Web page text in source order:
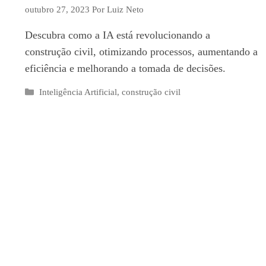
outubro 27, 2023 Por Luiz Neto
Descubra como a IA está revolucionando a
construção civil, otimizando processos, aumentando a
eficiência e melhorando a tomada de decisões.
Categorias
Inteligência Artificial,construção civil